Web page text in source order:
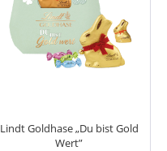
Lindt Goldhase „Du bist Gold
Wert”